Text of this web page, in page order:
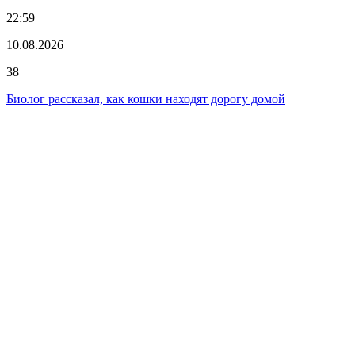
22:59
10.08.2026
38
Биолог рассказал, как кошки находят дорогу домой